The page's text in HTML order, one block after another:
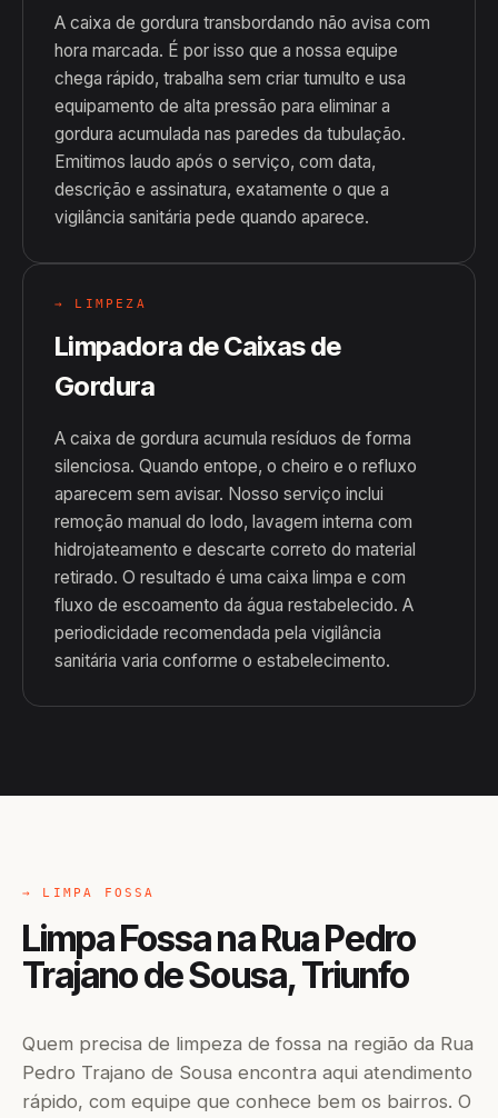
A caixa de gordura transbordando não avisa com
hora marcada. É por isso que a nossa equipe
chega rápido, trabalha sem criar tumulto e usa
equipamento de alta pressão para eliminar a
gordura acumulada nas paredes da tubulação.
Emitimos laudo após o serviço, com data,
descrição e assinatura, exatamente o que a
vigilância sanitária pede quando aparece.
→ LIMPEZA
Limpadora de Caixas de
Gordura
A caixa de gordura acumula resíduos de forma
silenciosa. Quando entope, o cheiro e o refluxo
aparecem sem avisar. Nosso serviço inclui
remoção manual do lodo, lavagem interna com
hidrojateamento e descarte correto do material
retirado. O resultado é uma caixa limpa e com
fluxo de escoamento da água restabelecido. A
periodicidade recomendada pela vigilância
sanitária varia conforme o estabelecimento.
→ LIMPA FOSSA
Limpa Fossa na Rua Pedro
Trajano de Sousa, Triunfo
Quem precisa de limpeza de fossa na região da Rua
Pedro Trajano de Sousa encontra aqui atendimento
rápido, com equipe que conhece bem os bairros. O